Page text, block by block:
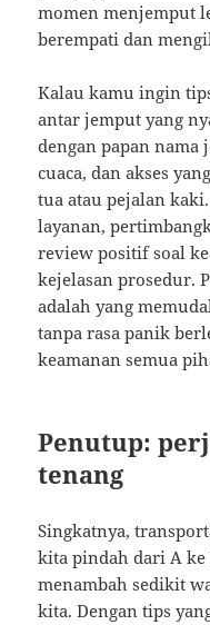
momen menjemput
berempati dan
Kalau kamu ingin
antar jemput yang
dengan papan
cuaca, dan akses
tua atau pejalan
layanan,
review positif soal
kejelasan prosedur.
adalah yang
tanpa rasa panik
keamanan semua
Penutup:
tenang
Singkatnya,
kita pindah dari A ke
menambah sedikit
kita. Dengan tips